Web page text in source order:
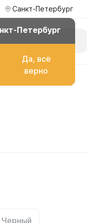
Санкт-Петербург
Петербург
Да, всё
верно
топлива
Черный